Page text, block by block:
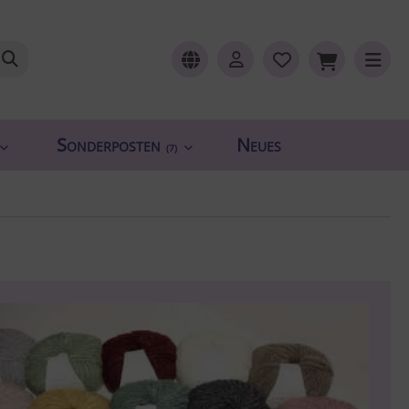
Sonderposten (7) Neues